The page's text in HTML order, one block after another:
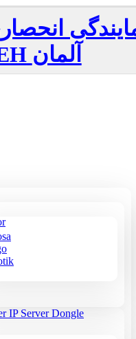
آلمان
IP Server Dongle